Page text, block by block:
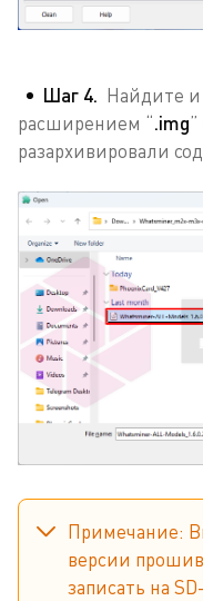
Шаг 4. Найдите
расширением “.img
разархивировали
Примечание:
версии
записать на